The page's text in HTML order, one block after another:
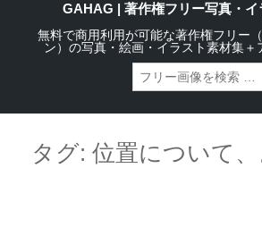
GAHAG | 著作権フリー写真・イ
無料で商用利用が可能な著作権フリー
ン）の写真・絵画・イラスト素材集＋
contentタグ: 位置について